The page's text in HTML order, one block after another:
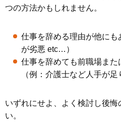
つの方法かもしれません。
仕事を辞める理由が他に
が劣悪 etc…）
仕事を辞めても前職場ま
（例：介護士など人手が足
いずれにせよ、よく検討し後悔
い。